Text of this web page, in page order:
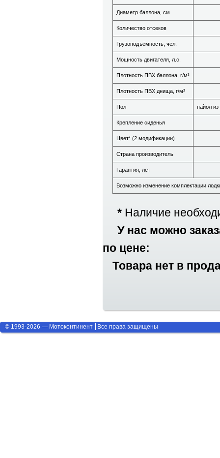
Диаметр баллона, см
Количество отсеков
Грузоподъёмность, чел.
Мощность двигателя, л.с.
Плотность ПВХ баллона, г/м³
Плотность ПВХ днища, г/м³
Пол пайол
Крепление сиденья
Цвет* (2 модификации)
Страна производитель
Гарантия, лет
Возможно изменение комплектации
* Наличие
У нас можно
по цене:
Товара нет в
© 1993-2026 — Мотоконтинент Все права защищены